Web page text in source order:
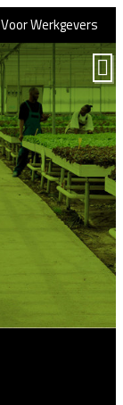
Voor Werkgevers